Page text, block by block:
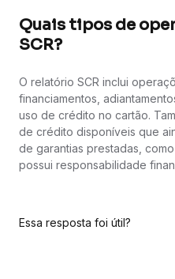
Quais tipos de
SCR?
O relatório SCR inclui
financiamentos,
uso de crédito no cartão.
de crédito disponíveis que
de garantias prestadas,
possui responsabilidade
Essa resposta foi útil?